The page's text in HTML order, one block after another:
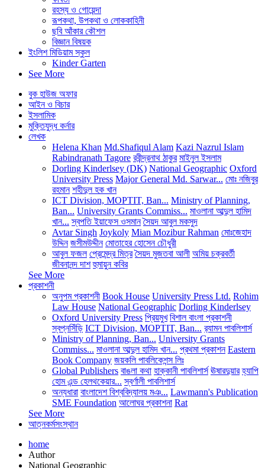
রহস্য ও গোয়েন্দা
রূপকথা, উপকথা ও লোককাহিনী
ছবি আঁকার কৌশল
বিজ্ঞান বিষয়ক
ইংলিশ মিডিয়াম স্কুল
Kinder Garten
See More
বুক হাউজ অফার
আইন ও বিচার
ইসলামিক
মুক্তিযুদ্ধ কর্নার
লেখক
Helena Khan Md.Shafiqul Alam Kazi Nazrul Islam
Rabindranath Tagore রবীন্দ্রনাথ ঠাকুর মাইনুল ইসলাম
Dorling Kinderlsey (DK) National Geographic Oxford
University Press Major General Md. Sarwar... মোঃ নজিবুর
রহমান শহীদুল হক খান
ICT Division, MOPTIT, Ban... Ministry of Planning,
Ban... University Grants Commiss... মাওলানা আব্দুল হামিদ
খান... স্বপতি ইয়াফেস ওসমান সৈয়দ আবুল মকসুদ
Avtar Singh Joykoly Mian Mozibur Rahman মোঃজেহাদ
উদ্দিন জসীমউদ্দীন মোতাহের হোসেন চৌধুরী
আবুল ফজল প্রেমেন্দ্র মিত্র সৈয়দ মুজতবা আলী অমিয় চক্রবর্তী
জীবনানন্দ দাশ হুমায়ুন কবির
See More
প্রকাশনী
অনুপম প্রকাশনী Book House University Press Ltd. Rohim
Law House National Geographic Dorling Kinderlsey
Oxford University Press প্রিয়মুখ বিশাল বাংলা প্রকাশনী
স্বপ্নসিঁড়ি ICT Division, MOPTIT, Ban... র‍্যামন পাবলিশার্স
Ministry of Planning, Ban... University Grants
Commiss... মাওলানা আব্দুল হামিদ খান... প্রথমা প্রকাশন Eastern
Book Company জয়কলি পাবলিকেশন্স লিঃ
Global Publishers বাঙলা কথা হাক্কানী পাবলিশার্স ঊষারদুয়ার হ্যাপি
হোম এন্ড হেলথকেয়ার... স্বর্ণালী পাবলিশার্স
অন্যধারা বাংলাদেশ বিশ্ববিদ্যালয় মঞ... Lawmann's Publication
SME Foundation আলোঘর প্রকাশনা Rat
See More
আত্নকর্মসংস্থান
home
Author
National Geographic